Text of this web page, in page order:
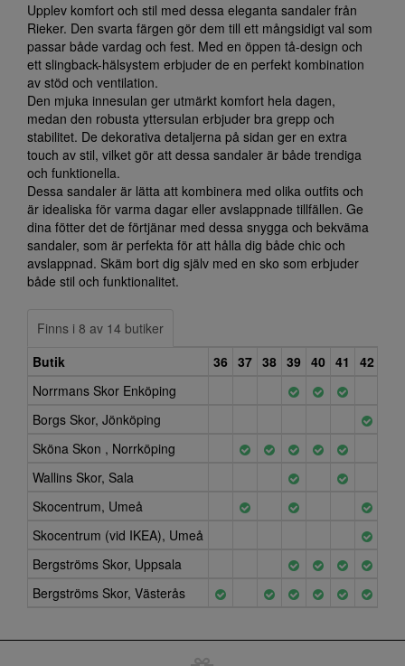
Upplev komfort och stil med dessa eleganta sandaler från
Rieker. Den svarta färgen gör dem till ett mångsidigt val som
passar både vardag och fest. Med en öppen tå-design och
ett slingback-hälsystem erbjuder de en perfekt kombination
av stöd och ventilation.
Den mjuka innesulan ger utmärkt komfort hela dagen,
medan den robusta yttersulan erbjuder bra grepp och
stabilitet. De dekorativa detaljerna på sidan ger en extra
touch av stil, vilket gör att dessa sandaler är både trendiga
och funktionella.
Dessa sandaler är lätta att kombinera med olika outfits och
är idealiska för varma dagar eller avslappnade tillfällen. Ge
dina fötter det de förtjänar med dessa snygga och bekväma
sandaler, som är perfekta för att hålla dig både chic och
avslappnad. Skäm bort dig själv med en sko som erbjuder
både stil och funktionalitet.
Finns i 8 av 14 butiker
Butik
36 37 38 39 40 41
42
Norrmans Skor Enköping
Borgs Skor, Jönköping
Sköna Skon , Norrköping
Wallins Skor, Sala
Skocentrum, Umeå
Skocentrum (vid IKEA), Umeå
Bergströms Skor, Uppsala
Bergströms Skor, Västerås